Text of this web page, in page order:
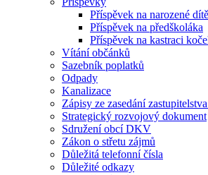
Příspěvek na narozené dítě
Příspěvek na předškoláka
Příspěvek na kastraci
Vítání občánků
Sazebník poplatků
Odpady
Kanalizace
Zápisy ze zasedání
Strategický rozvojový dokument
Sdružení obcí DKV
Zákon o střetu zájmů
Důležitá telefonní čísla
Důležité odkazy